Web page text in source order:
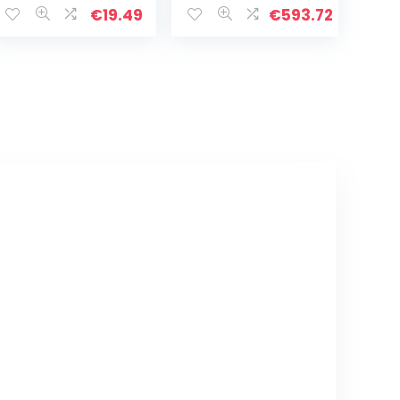
Waterval
€19.49
m, 8 x 12 m (Size :
€593.72